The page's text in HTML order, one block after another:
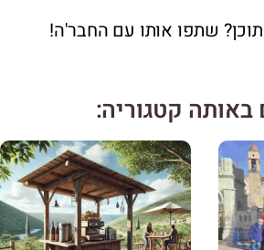
שתפו אותו עם החבר'ה!
באותה קטגוריה: